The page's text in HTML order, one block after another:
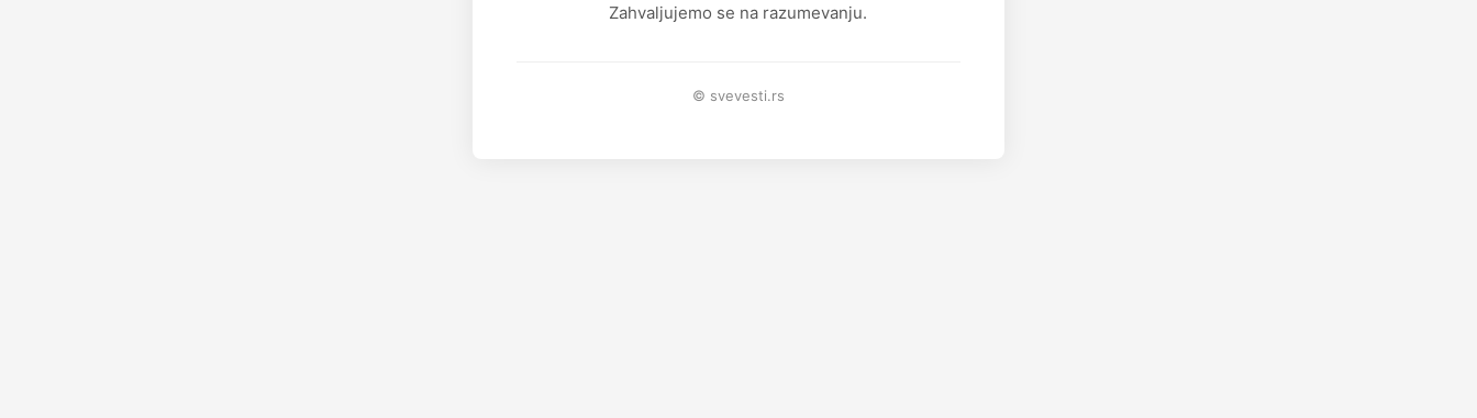
Zahvaljujemo se na razumevanju.
© svevesti.rs